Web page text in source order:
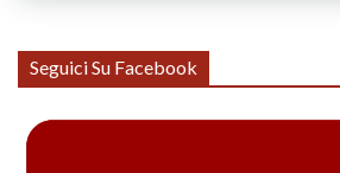
Seguici Su Facebook